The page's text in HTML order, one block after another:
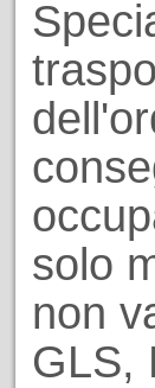
solo
non
GLS,